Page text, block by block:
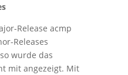
Release acmp
Releases
wurde das
mit angezeigt. Mit